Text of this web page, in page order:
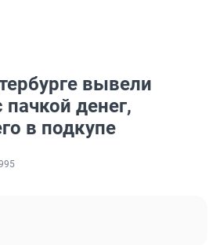
вывели
денег,
в подкупе